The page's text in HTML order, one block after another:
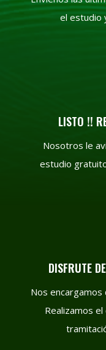
el estudio
LISTO !!
Nosotros le
estudio
DISFRUTE
Nos
Realizamos